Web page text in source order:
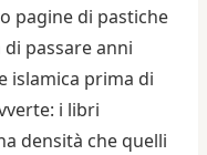
pagine di pastiche
passare anni
islamica prima di
i libri
densità che quelli